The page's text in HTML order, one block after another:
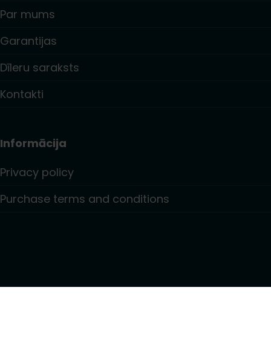
Par mums
Garantijas
Dīleru saraksts
Kontakti
Informācija
Privacy policy
Purchase terms and conditions